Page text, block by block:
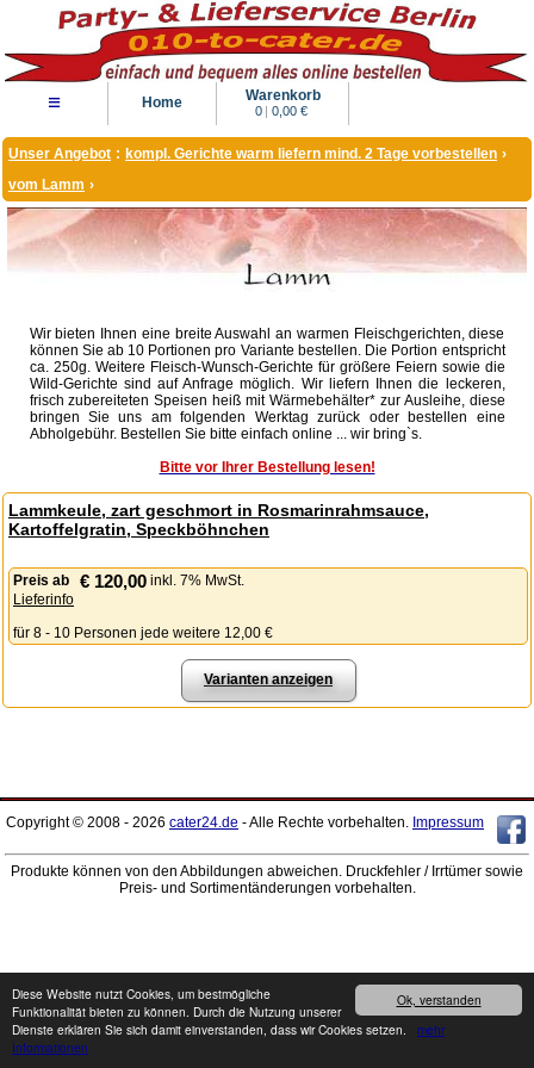
Ok, verstanden
Diese Website nutzt Cookies, um bestmögliche
Funktionalität bieten zu können. Durch die Nutzung unserer
Dienste erklären Sie sich damit einverstanden, dass wir Cookies setzen. mehr
Informationen
≡ Home Warenkorb
0 | 0,00 €
Unser Angebot : kompl. Gerichte warm liefern mind. 2 Tage vorbestellen ›
vom Lamm ›
Wir bieten Ihnen eine breite Auswahl an warmen Fleischgerichten, diese
können Sie ab 10 Portionen pro Variante bestellen. Die Portion entspricht
ca. 250g. Weitere Fleisch-Wunsch-Gerichte für größere Feiern sowie die
Wild-Gerichte sind auf Anfrage möglich. Wir liefern Ihnen die leckeren,
frisch zubereiteten Speisen heiß mit Wärmebehälter* zur Ausleihe, diese
bringen Sie uns am folgenden Werktag zurück oder bestellen eine
Abholgebühr. Bestellen Sie bitte einfach online ... wir bring`s.
Bitte vor Ihrer Bestellung lesen!
Lammkeule, zart geschmort in Rosmarinrahmsauce,
Kartoffelgratin, Speckböhnchen
Preis ab € 120,00 inkl. 7% MwSt.
Lieferinfo
für 8 - 10 Personen jede weitere 12,00 €
Varianten anzeigen
Copyright © 2008 - 2026 cater24.de - Alle Rechte vorbehalten. Impressum
Produkte können von den Abbildungen abweichen. Druckfehler / Irrtümer sowie
Preis- und Sortimentänderungen vorbehalten.